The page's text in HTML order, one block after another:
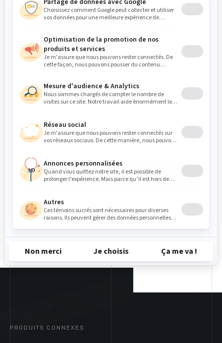
équipe pour débuter
votre projet
tête, ou simplement une question sur
nos produits et services? Écrivez-nous,
il nous fera plaisir de répondre à
toutes vos questions.
CONTACT
PRODUITS CONNEXES